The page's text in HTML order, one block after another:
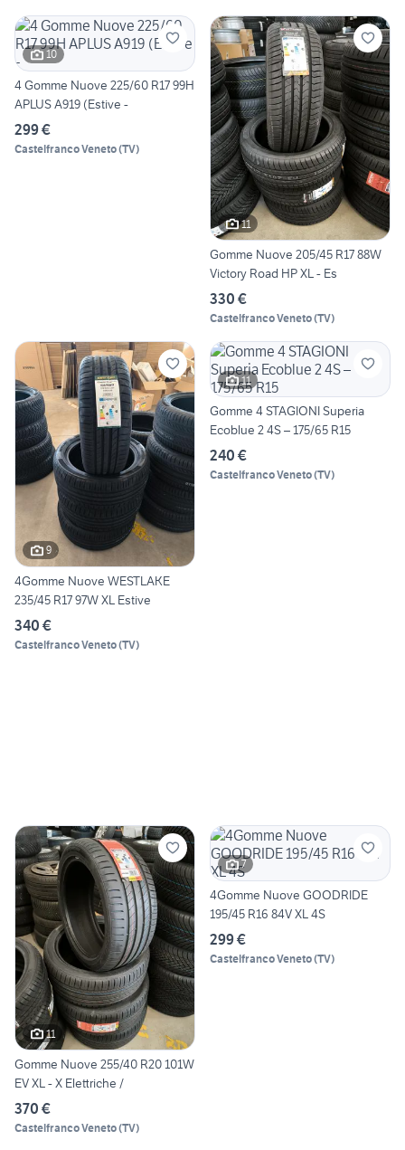
10
4 Gomme Nuove 225/60 R17 99H
APLUS A919 (Estive -
299 €
Castelfranco Veneto(TV)
11
Gomme Nuove 205/45 R17 88W
Victory Road HP XL - Es
330 €
Castelfranco Veneto(TV)
9
4Gomme Nuove WESTLAKE
235/45 R17 97W XL Estive
340 €
Castelfranco Veneto(TV)
11
Gomme 4 STAGIONI Superia
Ecoblue 2 4S – 175/65 R15
240 €
Castelfranco Veneto(TV)
11
Gomme Nuove 255/40 R20 101W
EV XL - X Elettriche /
370 €
Castelfranco Veneto(TV)
7
4Gomme Nuove GOODRIDE
195/45 R16 84V XL 4S
299 €
Castelfranco Veneto(TV)